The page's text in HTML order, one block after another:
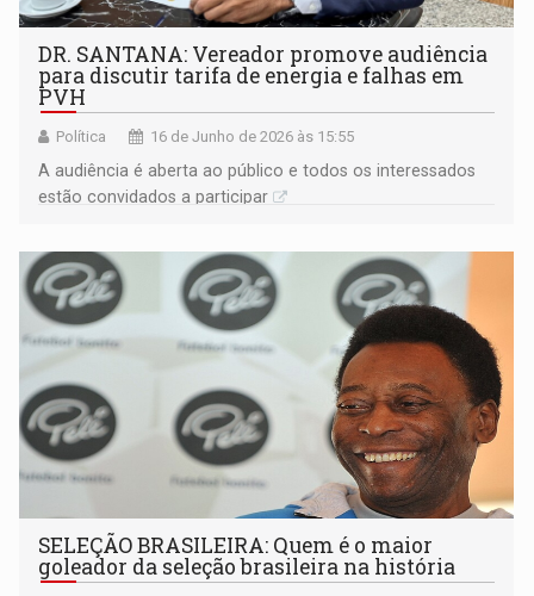
DR. SANTANA: Vereador promove audiência
para discutir tarifa de energia e falhas em
PVH
Política 16 de Junho de 2026 às 15:55
A audiência é aberta ao público e todos os interessados
estão convidados a participar
SELEÇÃO BRASILEIRA: Quem é o maior
goleador da seleção brasileira na história